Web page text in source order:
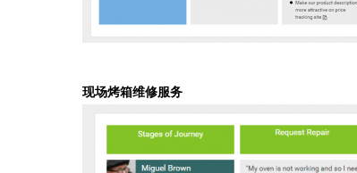
现场烤箱维修服务